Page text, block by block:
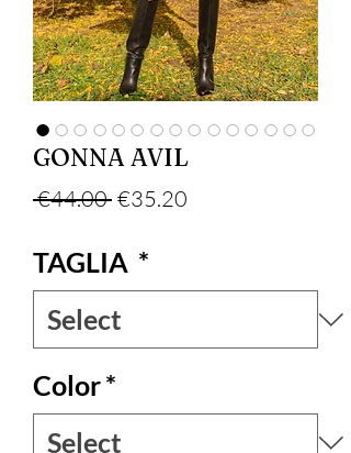
GONNA AVIL
€44.00 Regular Price
€35.20
TAGLIA *
Color*